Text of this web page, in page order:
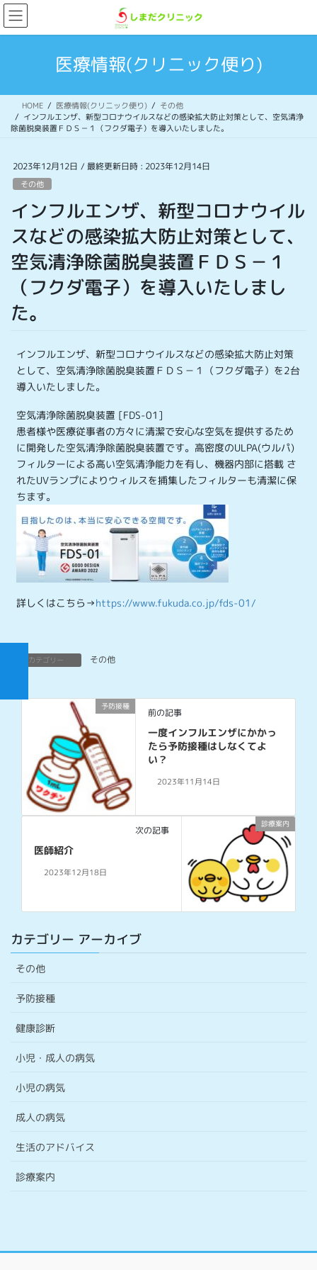
コ
ン
テ
ス
ナ
ビ
ゲ
ン
医療情報(クリニック便り)
HOME 医療情報(クリニック便り)
その他
インフルエンザ、新型コロナウイルスなどの感染拡大防止対策として、空気清浄
除菌脱臭装置ＦＤＳ－１（フクダ電子）を導入いたしました。
2023年12月12日 / 最終更新日時 : 2023年12月14日
その他
インフルエンザ、新型コロナウイル
スなどの感染拡大防止対策として、
空気清浄除菌脱臭装置ＦＤＳ－１
（フクダ電子）を導入いたしまし
た。
インフルエンザ、新型コロナウイルスなどの感染拡大防止対策
として、空気清浄除菌脱臭装置ＦＤＳ－１（フクダ電子）を2台
導入いたしました。
空気清浄除菌脱臭装置 [FDS-01]
患者様や医療従事者の方々に清潔で安心な空気を提供するため
に開発した空気清浄除菌脱臭装置です。高密度のULPA(ウルパ)
フィルターによる高い空気清浄能力を有し、機器内部に搭載 さ
れたUVランプによりウィルスを捕集したフィルターも清潔に保
ちます。
詳しくはこちら→https://www.fukuda.co.jp/fds-01/
カテゴリー その他
予防接種
前の記事
一度インフルエンザにかかっ
たら予防接種はしなくてよ
い？
2023年11月14日
診療案内
次の記事
医師紹介
2023年12月18日
カテゴリー アーカイブ
その他
予防接種
健康診断
小児・成人の病気
小児の病気
成人の病気
生活のアドバイス
診療案内